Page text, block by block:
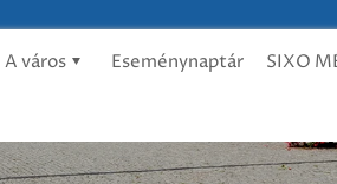
A város Eseménynaptár SIXO